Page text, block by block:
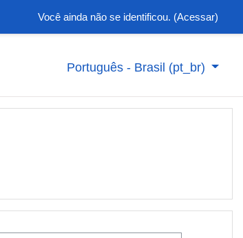
Você ainda não se identificou. (Acessar)
Português - Brasil ‎(pt_br)‎